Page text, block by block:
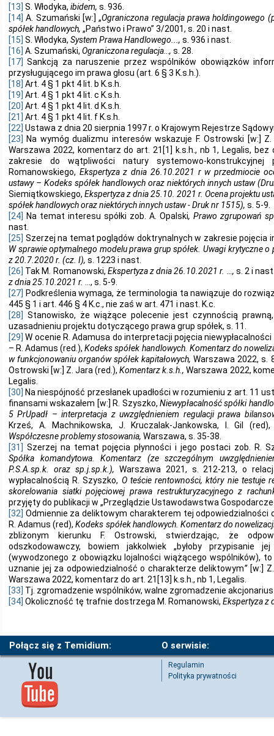
[13] S. Włodyka, ibidem, s. 936.
[14] A. Szumański [w:] „Ograniczona regulacja prawa holdingowego
spółek handlowych, „Państwo i Prawo” 3/2001, s. 20 i nast.
[15] S. Włodyka, System Prawa Handlowego..., s. 936 i nast.
[16] A. Szumański, Ograniczona regulacja…, s. 28.
[17] Sankcją za naruszenie przez wspólników obowiązków
przysługującego im prawa głosu (art. 6 § 3 K.s.h.).
[18] Art. 4 § 1 pkt 4 lit. b K.s.h.
[19] Art. 4 § 1 pkt 4 lit. c K.s.h.
[20] Art. 4 § 1 pkt 4 lit. d K.s.h.
[21] Art. 4 § 1 pkt 4 lit. f K.s.h.
[22] Ustawa z dnia 20 sierpnia 1997 r. o Krajowym Rejestrze
[23] Na wymóg dualizmu interesów wskazuje F. Ostrowski [w:]
Warszawa 2022, komentarz do art. 21[1] k.s.h., nb 1, Legalis,
zakresie do wątpliwości natury systemowo-konstrukcyjnej
Romanowskiego, Ekspertyza z dnia 26.10.2021 r w przedmiocie
ustawy – Kodeks spółek handlowych oraz niektórych innych ustaw
Siemiątkowskiego, Ekspertyza z dnia 25.10. 2021 r. Ocena projektu
spółek handlowych oraz niektórych innych ustaw - Druk nr 1515), s. 5-9.
[24] Na temat interesu spółki zob. A. Opalski, Prawo zgrupowań
nast.
[25] Szerzej na temat poglądów doktrynalnych w zakresie pojęcia
W sprawie optymalnego modelu prawa grup spółek. Uwagi krytyczne
z 20.7.2020 r. (cz. I), s. 1223 i nast.
[26] Tak M. Romanowski, Ekspertyza z dnia 26.10.2021 r. …, s. 2 i
z dnia 25.10.2021 r. …, s. 5-9.
[27] Podkreślenia wymaga, że terminologia ta nawiązuje do
445 § 1 i art. 446 § 4 K.c., nie zaś w art. 471 i nast. K.c.
[28] Stanowisko, że wiążące polecenie jest czynnością
uzasadnieniu projektu dotyczącego prawa grup spółek, s. 11.
[29] W ocenie R. Adamusa do interpretacji pojęcia
– R. Adamus (red.),Kodeks spółek handlowych. Komentarz do
w funkcjonowaniu organów spółek kapitałowych, Warszawa 2022, s.
Ostrowski [w:] Z. Jara (red.),Komentarz k.s.h.,Warszawa 2022,
Legalis.
[30] Na niespójność przesłanek upadłości w rozumieniu z art. 11
finansami wskazałem [w:] R. Szyszko, Niewypłacalność spółki
5 PrUpadł – interpretacja z uwzględnieniem regulacji prawa
Krześ, A. Machnikowska, J. Kruczalak-Jankowska, I. Gil
Współczesne problemy stosowania, Warszawa, s. 35-38.
[31] Szerzej na temat pojęcia płynności i jego postaci zob. R.
Spółka komandytowa. Komentarz (ze szczególnym
P.S.A.sp.k. oraz sp.j.sp.k.), Warszawa 2021, s. 212-213, o
wypłacalnością R. Szyszko, O teście rentowności, który nie testuje
skorelowania siatki pojęciowej prawa restrukturyzacyjnego z
przyjęty do publikacji w „Przeglądzie Ustawodawstwa
[32] Odmiennie za deliktowym charakterem tej odpowiedzialności
R. Adamus (red),Kodeks spółek handlowych. Komentarz do
zbliżonym kierunku F. Ostrowski, stwierdzając, że
odszkodowawczy, bowiem jakkolwiek „byłoby przypisanie
(wywodzonego z obowiązku lojalności wiążącego wspólników),
uznanie jej za odpowiedzialność o charakterze deliktowym” [w:]
Warszawa 2022, komentarz do art. 21[13] k.s.h., nb 1, Legalis.
[33] Tj. zgromadzenie wspólników, walne zgromadzenie
[34] Okoliczność tę trafnie dostrzega M. Romanowski, Ekspertyza z
Połącz się z Temidium: O serwisie:
Regulamin
Polityka prywatności